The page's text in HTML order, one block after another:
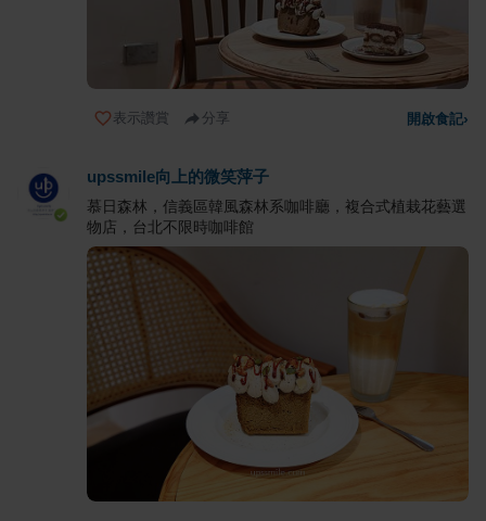
表示讚賞 分享 開啟食記›
upssmile向上的微笑萍子
慕日森林，信義區韓風森林系咖啡廳，複合式植栽花藝選
物店，台北不限時咖啡館